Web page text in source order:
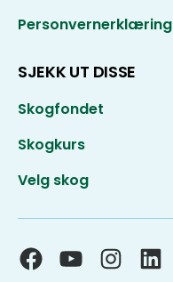
Personvernerklæring
SJEKK UT DISSE
Skogfondet
Skogkurs
Velg skog